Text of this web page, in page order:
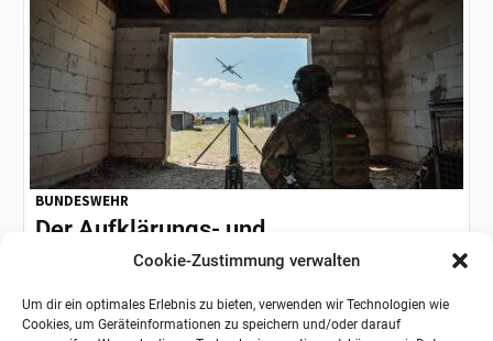
Cookie-Zustimmung verwalten
Um dir ein optimales Erlebnis zu bieten, verwenden wir Technologien wie
Cookies, um Geräteinformationen zu speichern und/oder darauf
BUNDESWEHR
Der Aufklärungs- und
Wirkungsverbund der Bundeswehr im
Praxistest
Vom Nachzügler zum Vorreiter Die Bundeswehr steht